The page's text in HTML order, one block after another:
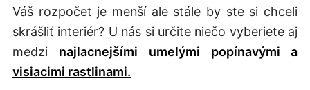
Váš rozpočet je menší ale stále by ste si chceli
skrášliť interiér? U nás si určite niečo vyberiete aj
medzi najlacnejšími umelými popínavými a
visiacimi rastlinami.